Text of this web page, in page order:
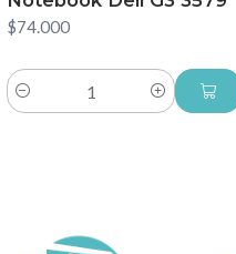
$74.000
Cantidad